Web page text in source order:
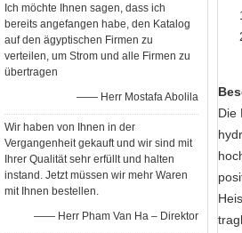
Ich möchte Ihnen sagen, dass ich
bereits angefangen habe, den Katalog
auf den ägyptischen Firmen zu
verteilen, um Strom und alle Firmen zu
übertragen
—— Herr Mostafa Abolila
Wir haben von Ihnen in der
Vergangenheit gekauft und wir sind mit
Ihrer Qualität sehr erfüllt und halten
instand. Jetzt müssen wir mehr Waren
mit Ihnen bestellen.
—— Herr Pham Van Ha – Direktor
Die